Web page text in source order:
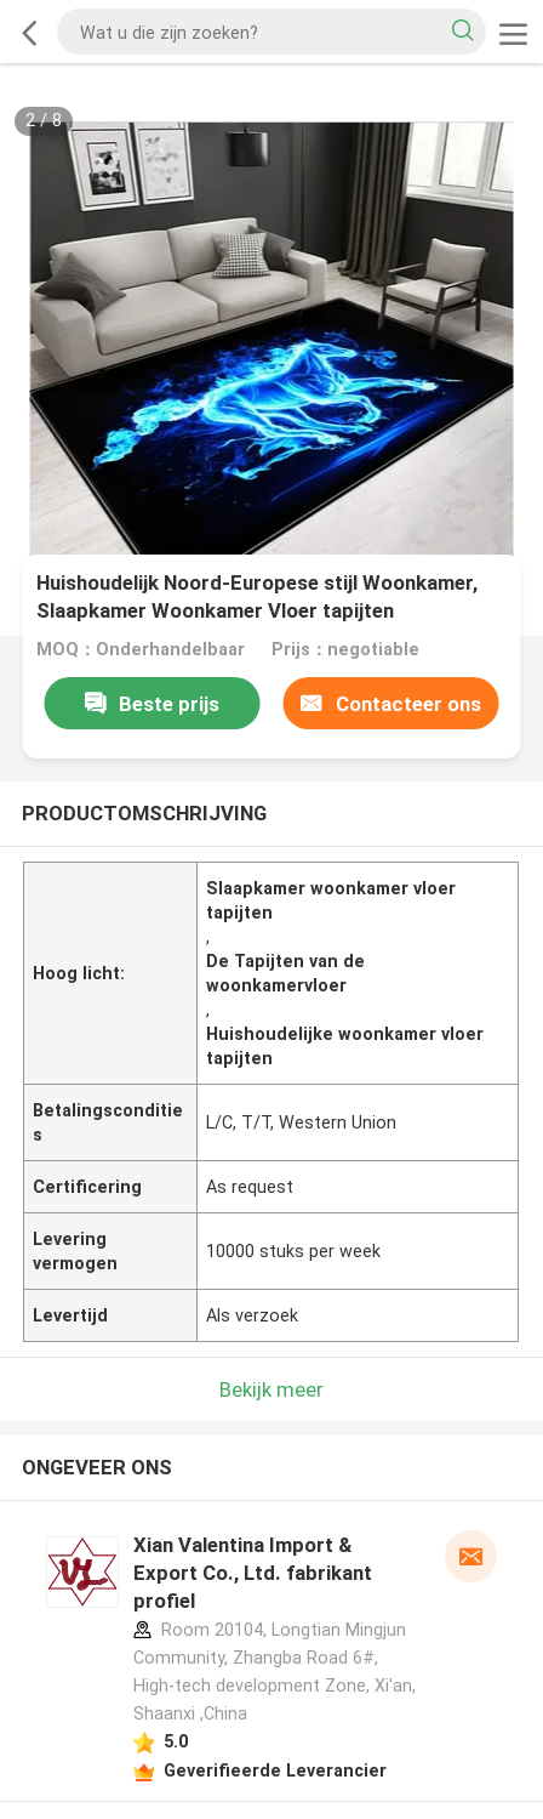
2/8
Huishoudelijk Noord-Europese stijl Woonkamer,
Slaapkamer Woonkamer Vloer tapijten
MOQ：Onderhandelbaar Prijs：negotiable
Beste prijs Contacteer ons
PRODUCTOMSCHRIJVING
Hoog licht:
Slaapkamer woonkamer vloer
tapijten
,
De Tapijten van de
woonkamervloer
,
Huishoudelijke woonkamer vloer
tapijten
Betalingsconditie
s
L/C, T/T, Western Union
Certificering As request
Levering
vermogen
10000 stuks per week
Levertijd Als verzoek
Bekijk meer
ONGEVEER ONS
Xian Valentina Import &
Export Co., Ltd. fabrikant
profiel
Room 20104, Longtian Mingjun
Community, Zhangba Road 6#,
High-tech development Zone, Xi'an,
Shaanxi ,China
5.0
Geverifieerde Leverancier